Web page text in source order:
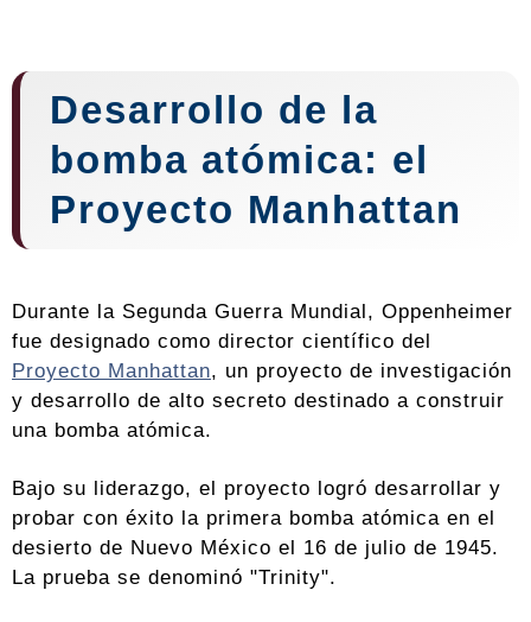
Desarrollo de la
bomba atómica: el
Proyecto Manhattan
Durante la Segunda Guerra Mundial, Oppenheimer
fue designado como director científico del
Proyecto Manhattan, un proyecto de investigación
y desarrollo de alto secreto destinado a construir
una bomba atómica.
Bajo su liderazgo, el proyecto logró desarrollar y
probar con éxito la primera bomba atómica en el
desierto de Nuevo México el 16 de julio de 1945.
La prueba se denominó "Trinity".